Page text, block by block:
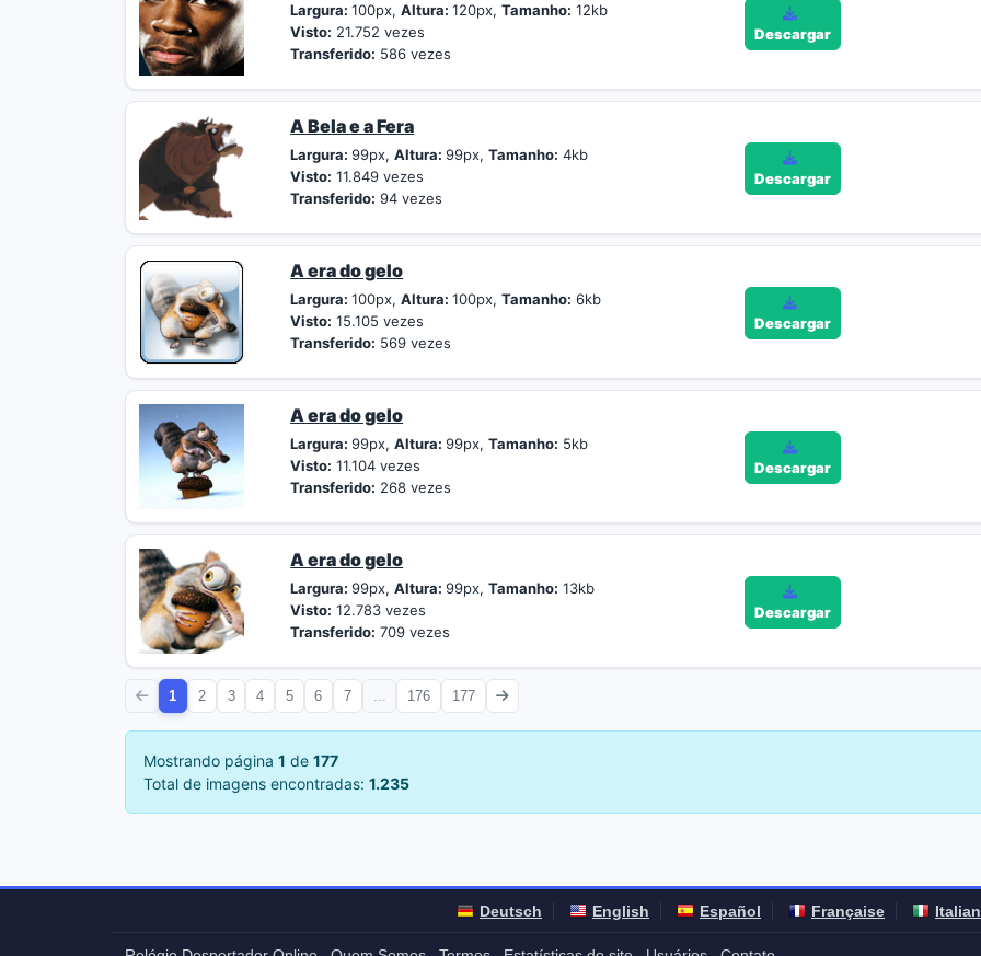
Largura:100px,Altura:120px,Tamanho: 12kb
Visto: 21.752 vezes
Transferido: 586 vezes
Descargar
A Bela e a Fera
Largura:99px,Altura:99px,Tamanho: 4kb
Visto: 11.849 vezes
Transferido: 94 vezes
Descargar
A era do gelo
Largura:100px,Altura:100px,Tamanho: 6kb
Visto: 15.105 vezes
Transferido: 569 vezes
Descargar
A era do gelo
Largura:99px,Altura:99px,Tamanho: 5kb
Visto: 11.104 vezes
Transferido: 268 vezes
Descargar
A era do gelo
Largura:99px,Altura:99px,Tamanho: 13kb
Visto: 12.783 vezes
Transferido: 709 vezes
Descargar
1 2 3 4 5 6 7 176 177
Mostrando página 1 de 177
Total de imagens encontradas: 1.235
Deutsch English Español Française